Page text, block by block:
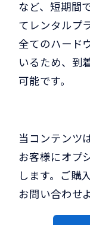
など、短期間
てレンタルプ
全てのハード
いるため、到
可能です。
当コンテンツ
お客様にオプ
します。ご購
お問い合わせ